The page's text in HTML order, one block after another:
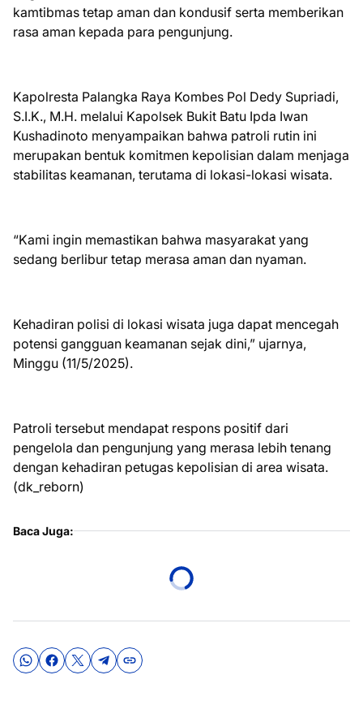
kamtibmas tetap aman dan kondusif serta memberikan
rasa aman kepada para pengunjung.
Kapolresta Palangka Raya Kombes Pol Dedy Supriadi,
S.I.K., M.H. melalui Kapolsek Bukit Batu Ipda Iwan
Kushadinoto menyampaikan bahwa patroli rutin ini
merupakan bentuk komitmen kepolisian dalam menjaga
stabilitas keamanan, terutama di lokasi-lokasi wisata.
“Kami ingin memastikan bahwa masyarakat yang
sedang berlibur tetap merasa aman dan nyaman.
Kehadiran polisi di lokasi wisata juga dapat mencegah
potensi gangguan keamanan sejak dini,” ujarnya,
Minggu (11/5/2025).
Patroli tersebut mendapat respons positif dari
pengelola dan pengunjung yang merasa lebih tenang
dengan kehadiran petugas kepolisian di area wisata.
(dk_reborn)
Baca Juga: